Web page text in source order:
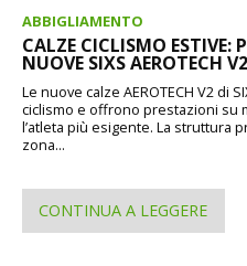
ABBIGLIAMENTO
CALZE CICLISMO ESTIVE:
NUOVE SIXS AEROTECH V2
Le nuove calze AEROTECH V2 di
ciclismo e offrono prestazioni su
l’atleta più esigente. La struttura
zona...
CONTINUA A LEGGERE